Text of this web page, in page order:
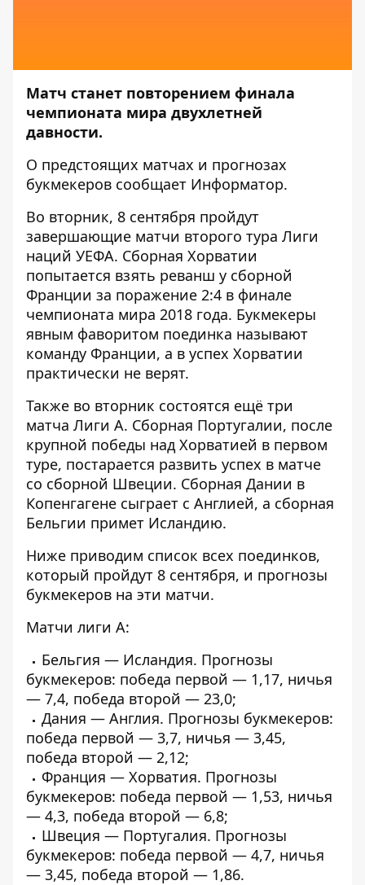
Матч станет повторением финала
чемпионата мира двухлетней
давности.
О предстоящих матчах и прогнозах
букмекеров сообщает Информатор.
Во вторник, 8 сентября пройдут
завершающие матчи второго тура Лиги
наций УЕФА. Сборная Хорватии
попытается взять реванш у сборной
Франции за поражение 2:4 в финале
чемпионата мира 2018 года. Букмекеры
явным фаворитом поединка называют
команду Франции, а в успех Хорватии
практически не верят.
Также во вторник состоятся ещё три
матча Лиги А. Сборная Португалии, после
крупной победы над Хорватией в первом
туре, постарается развить успех в матче
со сборной Швеции. Сборная Дании в
Копенгагене сыграет с Англией, а сборная
Бельгии примет Исландию.
Ниже приводим список всех поединков,
который пройдут 8 сентября, и прогнозы
букмекеров на эти матчи.
Матчи лиги А:
Бельгия — Исландия. Прогнозы
букмекеров: победа первой — 1,17, ничья
— 7,4, победа второй — 23,0;
Дания — Англия. Прогнозы букмекеров:
победа первой — 3,7, ничья — 3,45,
победа второй — 2,12;
Франция — Хорватия. Прогнозы
букмекеров: победа первой — 1,53, ничья
— 4,3, победа второй — 6,8;
Швеция — Португалия. Прогнозы
букмекеров: победа первой — 4,7, ничья
— 3,45, победа второй — 1,86.